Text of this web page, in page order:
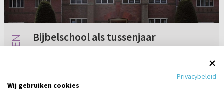
Bijbelschool als tussenjaar
theologie studie, die aan te raden is voor
iemand die zich wil verdiepen en bezinnen?
Privacybeleid
Wij gebruiken cookies